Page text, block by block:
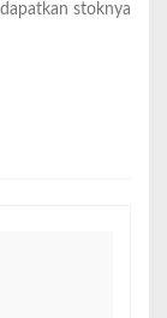
stoknya